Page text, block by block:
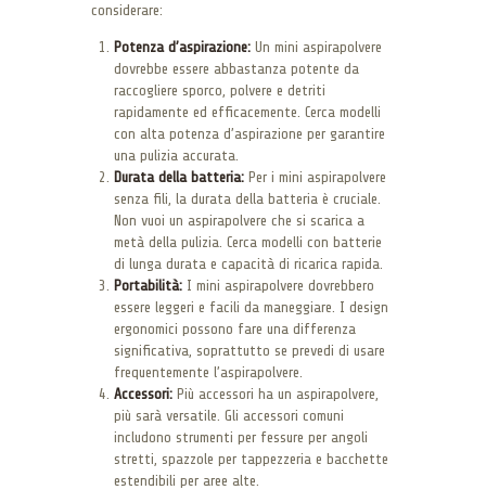
considerare:
Potenza d’aspirazione: Un mini aspirapolvere
dovrebbe essere abbastanza potente da
raccogliere sporco, polvere e detriti
rapidamente ed efficacemente. Cerca modelli
con alta potenza d’aspirazione per garantire
una pulizia accurata.
Durata della batteria: Per i mini aspirapolvere
senza fili, la durata della batteria è cruciale.
Non vuoi un aspirapolvere che si scarica a
metà della pulizia. Cerca modelli con batterie
di lunga durata e capacità di ricarica rapida.
Portabilità: I mini aspirapolvere dovrebbero
essere leggeri e facili da maneggiare. I design
ergonomici possono fare una differenza
significativa, soprattutto se prevedi di usare
frequentemente l’aspirapolvere.
Accessori: Più accessori ha un aspirapolvere,
più sarà versatile. Gli accessori comuni
includono strumenti per fessure per angoli
stretti, spazzole per tappezzeria e bacchette
estendibili per aree alte.